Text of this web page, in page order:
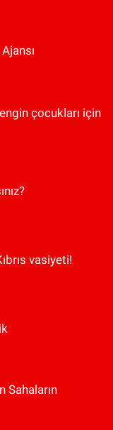
çocukları için
vasiyeti!
Sahaların